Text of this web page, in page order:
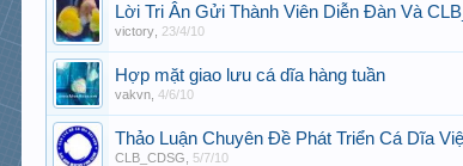
Lời Tri Ân Gửi Thành Viên Diễn Đàn Và
victory 23/4/10
Hợp mặt giao lưu cá dĩa hàng tuần
vakvn ,4/6/10
Thảo Luận Chuyên Đề Phát Triển Cá Dĩa
CLB_CDSG 5/7/10